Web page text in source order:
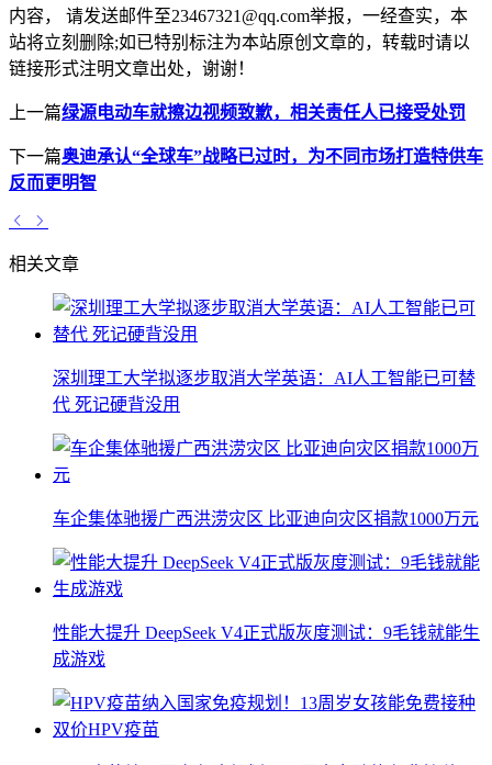
内容， 请发送邮件至23467321@qq.com举报，一经查实，本
站将立刻删除;如已特别标注为本站原创文章的，转载时请以
链接形式注明文章出处，谢谢！
上一篇绿源电动车就擦边视频致歉，相关责任人已接受处罚
下一篇奥迪承认“全球车”战略已过时，为不同市场打造特供车
反而更明智
相关文章
深圳理工大学拟逐步取消大学英语：AI人工智能已可替
代 死记硬背没用
车企集体驰援广西洪涝灾区 比亚迪向灾区捐款1000万元
性能大提升 DeepSeek V4正式版灰度测试：9毛钱就能生
成游戏